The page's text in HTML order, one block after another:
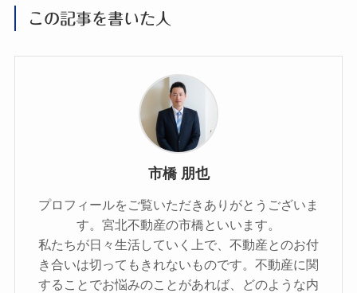
この記事を書いた人
市橋 朋也
プロフィールをご覧いただきありがとうございま
す。宮北不動産の市橋といいます。
私たちが日々生活していく上で、不動産とのお付
き合いは切ってもきれないものです。不動産に関
することでお悩みのことがあれば、どのような内